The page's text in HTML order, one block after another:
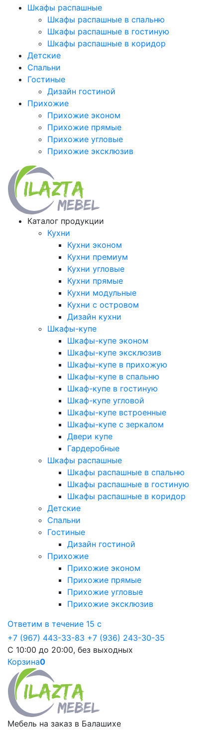
Шкафы распашные
Шкафы распашные в спальню
Шкафы распашные в гостиную
Шкафы распашные в коридор
Детские
Спальни
Гостиные
Дизайн гостиной
Прихожие
Прихожие эконом
Прихожие прямые
Прихожие угловые
Прихожие эксклюзив
Каталог продукции
Кухни
Кухни эконом
Кухни премиум
Кухни угловые
Кухни прямые
Кухни модульные
Кухни с островом
Дизайн кухни
Шкафы-купе
Шкафы-купе эконом
Шкафы-купе эксклюзив
Шкафы-купе в прихожую
Шкафы-купе в спальню
Шкаф-купе в гостиную
Шкаф-купе угловой
Шкафы-купе встроенные
Шкафы-купе с зеркалом
Двери купе
Гардеробные
Шкафы распашные
Шкафы распашные в спальню
Шкафы распашные в гостиную
Шкафы распашные в коридор
Детские
Спальни
Гостиные
Дизайн гостиной
Прихожие
Прихожие эконом
Прихожие прямые
Прихожие угловые
Прихожие эксклюзив
Ответим в течение 15 с
+7 (967) 443-33-83 +7 (936) 243-30-35
С 10:00 до 20:00, без выходных
Корзина0
Мебель на заказ в Балашихе